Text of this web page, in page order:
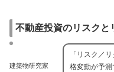
不動産投資のリスクと
建築物研究家
「リスク／
格変動が予測